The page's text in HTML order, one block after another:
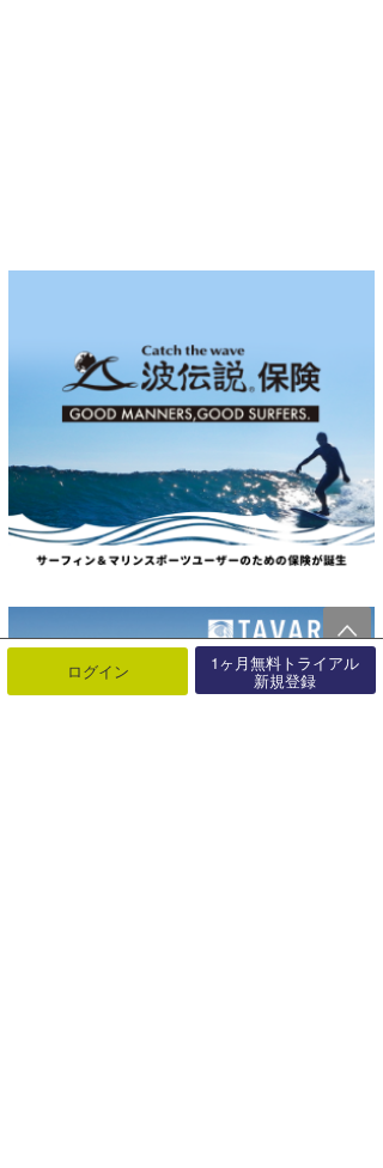
ログイン 1ヶ月無料トライアル
新規登録